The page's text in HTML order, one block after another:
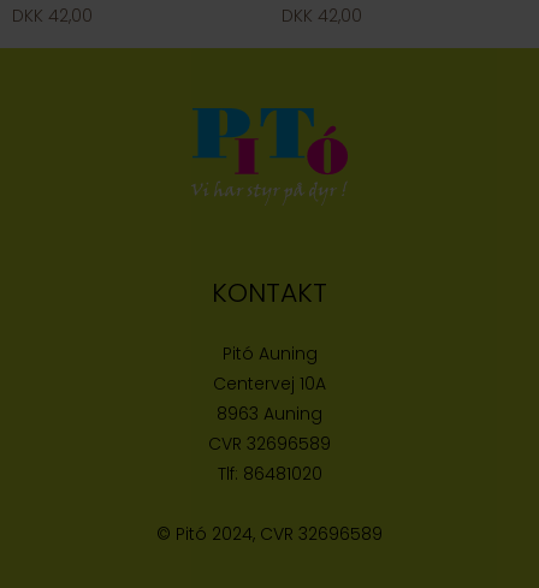
DKK 42,00
DKK 42,00
KONTAKT
Pitó Auning
Centervej 10A
8963 Auning
CVR 32696589
Tlf: 86481020
© Pitó 2024, CVR 32696589